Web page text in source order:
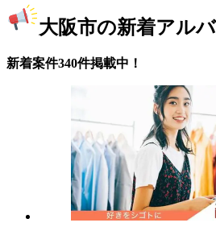
大阪市の新着アル
新着案件340件掲載中！